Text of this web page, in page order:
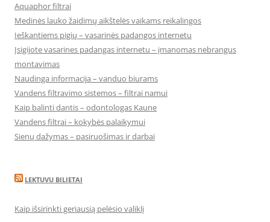
Aquaphor filtrai
Medinės lauko žaidimų aikštelės vaikams reikalingos
Ieškantiems pigių – vasarinės padangos internetu
Įsigijote vasarines padangas internetu – įmanomas nebrangus
montavimas
Naudinga informacija – vanduo biurams
Vandens filtravimo sistemos – filtrai namui
Kaip balinti dantis – odontologas Kaune
Vandens filtrai – kokybės palaikymui
Sienų dažymas – pasiruošimas ir darbai
LEKTUVU BILIETAI
Kaip išsirinkti geriausią pelėsio valiklį